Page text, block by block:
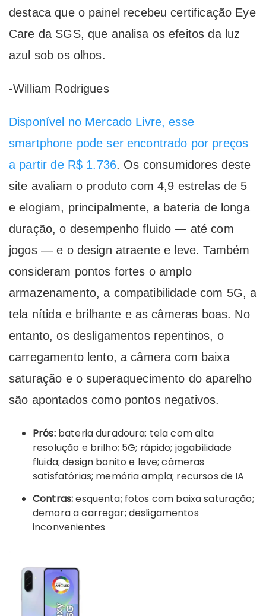
destaca que o painel recebeu certificação Eye
Care da SGS, que analisa os efeitos da luz
azul sob os olhos.
-William Rodrigues
Disponível no Mercado Livre, esse
smartphone pode ser encontrado por preços
a partir de R$ 1.736. Os consumidores deste
site avaliam o produto com 4,9 estrelas de 5
e elogiam, principalmente, a bateria de longa
duração, o desempenho fluido — até com
jogos — e o design atraente e leve. Também
consideram pontos fortes o amplo
armazenamento, a compatibilidade com 5G, a
tela nítida e brilhante e as câmeras boas. No
entanto, os desligamentos repentinos, o
carregamento lento, a câmera com baixa
saturação e o superaquecimento do aparelho
são apontados como pontos negativos.
Prós:bateria duradoura; tela com alta
resolução e brilho; 5G; rápido; jogabilidade
fluida; design bonito e leve; câmeras
satisfatórias; memória ampla; recursos de IA
Contras:esquenta; fotos com baixa saturação;
demora a carregar; desligamentos
inconvenientes